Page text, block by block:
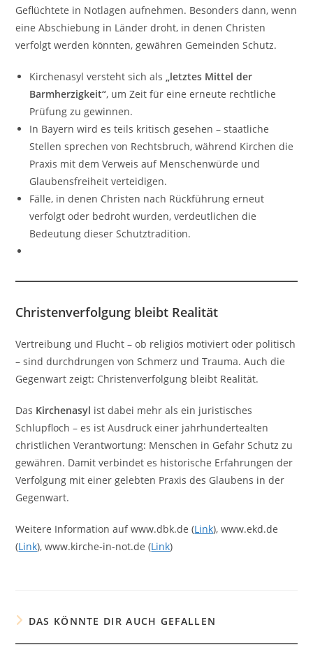
Geflüchtete in Notlagen aufnehmen. Besonders dann, wenn
eine Abschiebung in Länder droht, in denen Christen
verfolgt werden könnten, gewähren Gemeinden Schutz.
Kirchenasyl versteht sich als„letztes Mittel der
Barmherzigkeit“, um Zeit für eine erneute rechtliche
Prüfung zu gewinnen.
In Bayern wird es teils kritisch gesehen – staatliche
Stellen sprechen von Rechtsbruch, während Kirchen die
Praxis mit dem Verweis auf Menschenwürde und
Glaubensfreiheit verteidigen.
Fälle, in denen Christen nach Rückführung erneut
verfolgt oder bedroht wurden, verdeutlichen die
Bedeutung dieser Schutztradition.
Christenverfolgung bleibt Realität
Vertreibung und Flucht – ob religiös motiviert oder politisch
– sind durchdrungen von Schmerz und Trauma. Auch die
Gegenwart zeigt: Christenverfolgung bleibt Realität.
Das Kirchenasyl ist dabei mehr als ein juristisches
Schlupfloch – es ist Ausdruck einer jahrhundertealten
christlichen Verantwortung: Menschen in Gefahr Schutz zu
gewähren. Damit verbindet es historische Erfahrungen der
Verfolgung mit einer gelebten Praxis des Glaubens in der
Gegenwart.
Weitere Information auf www.dbk.de (Link), www.ekd.de
(Link), www.kirche-in-not.de (Link)
DAS KÖNNTE DIR AUCH GEFALLEN